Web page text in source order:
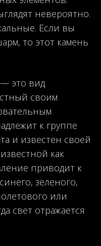
невероятно.
Если вы
то этот камень
это вид
своим
к группе
и известен своей
как
приводит к
зеленого,
или
свет отражается